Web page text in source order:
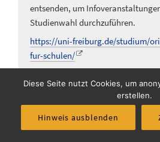
entsenden, um
Studienwahl durchzuführen.
https://uni-freiburg.de/studium/
fur-schulen/
Selbstlernkurs für das Dienst-
kostenfreien Online-
Diese Seite nutzt Cookies, um
erstellen.
Hinweis ausblenden